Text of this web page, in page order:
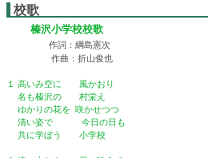
校歌
榛沢小学校校歌
作詞：綱島憲次
作曲：折山俊也
１ 高いみ空に 風かおり
名も榛沢の 村栄え
ゆかりの花を 咲かせつつ
清い姿で 今日の日も
共に学ぼう 小学校